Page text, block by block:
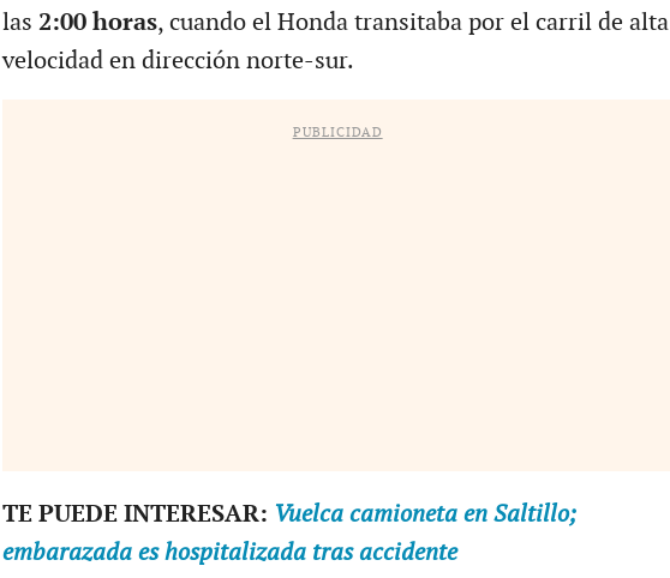
las 2:00 horas, cuando el Honda transitaba por el carril de alta
velocidad en dirección norte-sur.
PUBLICIDAD
TE PUEDE INTERESAR: Vuelca camioneta en Saltillo;
embarazada es hospitalizada tras accidente